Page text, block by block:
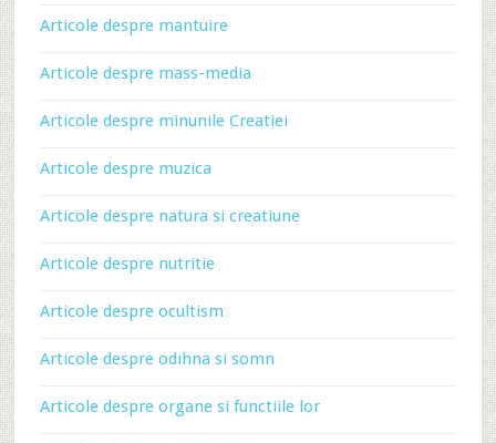
Articole despre mantuire
Articole despre mass-media
Articole despre minunile Creatiei
Articole despre muzica
Articole despre natura si creatiune
Articole despre nutritie
Articole despre ocultism
Articole despre odihna si somn
Articole despre organe si functiile lor